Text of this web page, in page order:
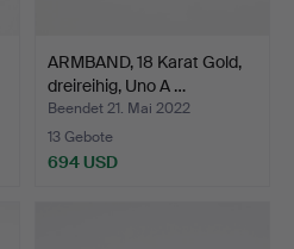
ARMBAND, 18 Karat Gold,
dreireihig, Uno A …
Beendet 21. Mai 2022
13 Gebote
694 USD